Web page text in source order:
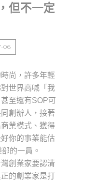
但不一定
06
尚，許多年輕
世界高喊「我
至還有SOP可
創辦人，接著
業模式、獲得
你的事業能估
的一員。
創業家要認清
的創業家是打